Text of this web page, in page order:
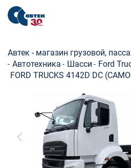
Автек - магазин грузовой,
- Автотехника - Шасси - Ford
FORD TRUCKS 4142D DC